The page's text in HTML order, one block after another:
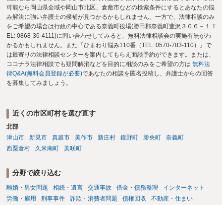
可能なら岡山県全域や岡山市北区、倉敷市などの検索条件にするとあなたの悩
み解決に強い弁護士の候補が見つかるかもしれません。一方で、法律相談のみ
をご希望の場合は行政の中心である奈義町役場(勝田郡奈義町豊沢３０６－１ T
EL: 0868-36-4111)に問い合わせしてみると、無料法律相談会の実施有無がわ
かるかもしれません。また『ひまわり悩み110番（TEL: 0570-783-110）』で
は最寄りの法律相談センターを案内してもらえ面談予約ができます。または、
ココナラ法律相談でも疑問解消などを目的に相談のみをご希望の方は 無料法
律Q&A(無料会員登録が必要)であなたの相談を匿名投稿し、弁護士からの回答
を募集してみましょう。
近くの市区町村を選び直す
北部
津山市
新見市 真庭市 美作市 新庄村 鏡野町 勝央町
奈義町
西粟倉村
久米南町 美咲町
分野で絞り込む
離婚・男女問題 相続・遺言 交通事故 借金・債務整理
インターネット
労働・雇用
刑事事件 詐欺・消費者問題 債権回収
不動産・住まい